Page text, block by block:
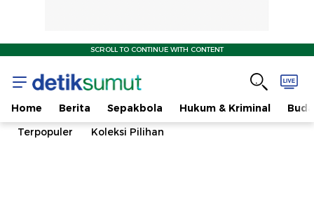
SCROLL TO CONTINUE WITH CONTENT
Home Berita Sepakbola Hukum & Kriminal
Terpopuler
Koleksi Pilihan